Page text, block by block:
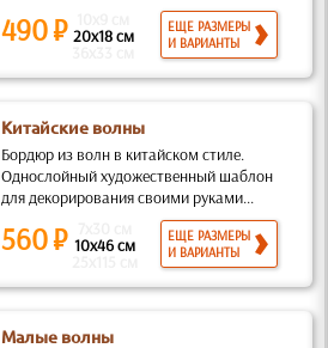
490 ₽ 20x18 см
ЕЩЕ РАЗМЕРЫ
И ВАРИАНТЫ
Китайские волны
Бордюр из волн в китайском стиле.
Однослойный художественный шаблон
для декорирования своими руками...
560 ₽ 10x46 см
ЕЩЕ РАЗМЕРЫ
И ВАРИАНТЫ
Малые волны